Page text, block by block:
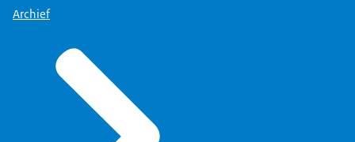
Archief